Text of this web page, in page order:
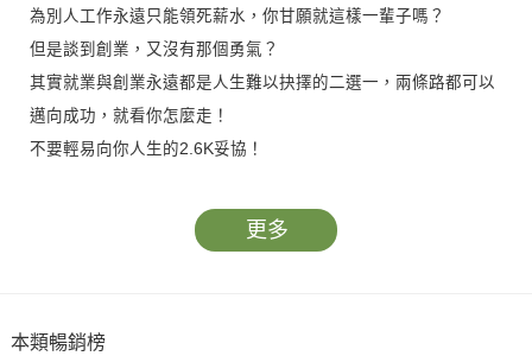
為別人工作永遠只能領死薪水，你甘願就這樣一輩子嗎？
但是談到創業，又沒有那個勇氣？
其實就業與創業永遠都是人生難以抉擇的二選一，兩條路都可以
邁向成功，就看你怎麼走！
不要輕易向你人生的2.6K妥協！
更多
本類暢銷榜